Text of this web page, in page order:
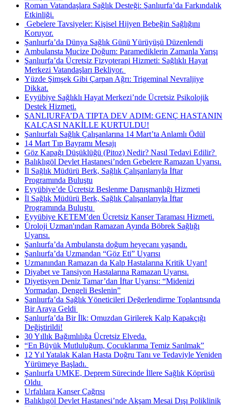
Roman Vatandaşlara Sağlık Desteği: Şanlıurfa’da Farkındalık
Etkinliği.
​ Gebelere Tavsiyeler: Kişisel Hijyen Bebeğin Sağlığını
Koruyor.
Şanlıurfa’da Dünya Sağlık Günü Yürüyüşü Düzenlendi
Ambulansta Mucize Doğum: Paramediklerin Zamanla Yarışı
Şanlıurfa’da Ücretsiz Fizyoterapi Hizmeti: Sağlıklı Hayat
Merkezi Vatandaşları Bekliyor. ​
Yüzde Şimşek Gibi Çarpan Ağrı: Trigeminal Nevraljiye
Dikkat.
Eyyübiye Sağlıklı Hayat Merkezi’nde Ücretsiz Psikolojik
Destek Hizmeti.
ŞANLIURFA’DA TIPTA DEV ADIM: GENÇ HASTANIN
KALÇASI NAKİLLE KURTULDU!
Şanlıurfalı Sağlık Çalışanlarına 14 Mart’ta Anlamlı Ödül
14 Mart Tıp Bayramı Mesajı
Göz Kapağı Düşüklüğü (Pitoz) Nedir? Nasıl Tedavi Edilir? ​
Balıklıgöl Devlet Hastanesi’nden Gebelere Ramazan Uyarısı.
İl Sağlık Müdürü Berk, Sağlık Çalışanlarıyla İftar
Programında Buluştu
Eyyübiye’de Ücretsiz Beslenme Danışmanlığı Hizmeti
İl Sağlık Müdürü Berk, Sağlık Çalışanlarıyla İftar
Programında Buluştu ​
Eyyübiye KETEM’den Ücretsiz Kanser Taraması Hizmeti.
Üroloji Uzman'ından Ramazan Ayında Böbrek Sağlığı
Uyarısı.
Şanlıurfa’da Ambulansta doğum heyecanı yaşandı.
Şanlıurfa’da Uzmandan “Göz Eti” Uyarısı
Uzmanından Ramazan da Kalp Hastalarına Kritik Uyarı!
Diyabet ve Tansiyon Hastalarına Ramazan Uyarısı.
Diyetisyen Deniz Tamar’dan İftar Uyarısı: “Midenizi
Yormadan, Dengeli Beslenin”
Şanlıurfa’da Sağlık Yöneticileri Değerlendirme Toplantısında
Bir Araya Geldi ​
Şanlıurfa’da Bir İlk: Omuzdan Girilerek Kalp Kapakçığı
Değiştirildi!
30 Yıllık Bağımlılığa Ücretsiz Elveda.
“En Büyük Mutluluğum, Çocuklarıma Temiz Sarılmak”
12 Yıl Yatalak Kalan Hasta Doğru Tanı ve Tedaviyle Yeniden
Yürümeye Başladı. ​
Şanlıurfa UMKE, Deprem Sürecinde İllere Sağlık Köprüsü
Oldu ​
Urfalılara Kanser Çağrısı
Balıklıgöl Devlet Hastanesi’nde Akşam Mesai Dışı Poliklinik